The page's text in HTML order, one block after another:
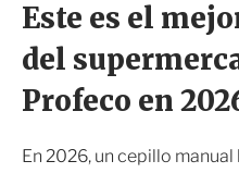
Este es el
del
Profeco en
En 2026, un cepillo